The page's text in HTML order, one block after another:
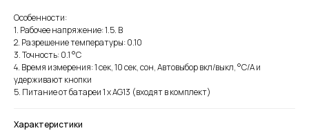
Особенности:
1. Рабочее напряжение: 1.5. В
2. Разрешение температуры: 0.10
3. Точность: 0.1 °C
4. Время измерения: 1 сек, 10 сек, сон, Автовыбор вкл/выкл, °C/A и
удерживают кнопки
5. Питание от батареи 1 x AG13 (входят в комплект)
Характеристики